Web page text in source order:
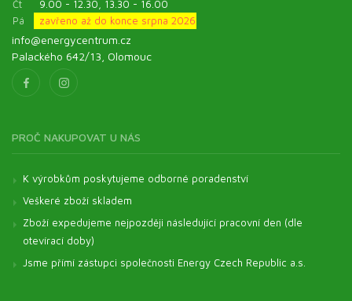
Čt
9.00 - 12.30, 13.30 - 16.00
Pá
zavřeno až do konce srpna 2026
info@energycentrum.cz
Palackého 642/13, Olomouc
PROČ NAKUPOVAT U NÁS
K výrobkům poskytujeme odborné poradenství
Veškeré zboží skladem
Zboží expedujeme nejpozději následující pracovní den (dle
otevírací doby)
Jsme přímí zástupci společnosti Energy Czech Republic a.s.